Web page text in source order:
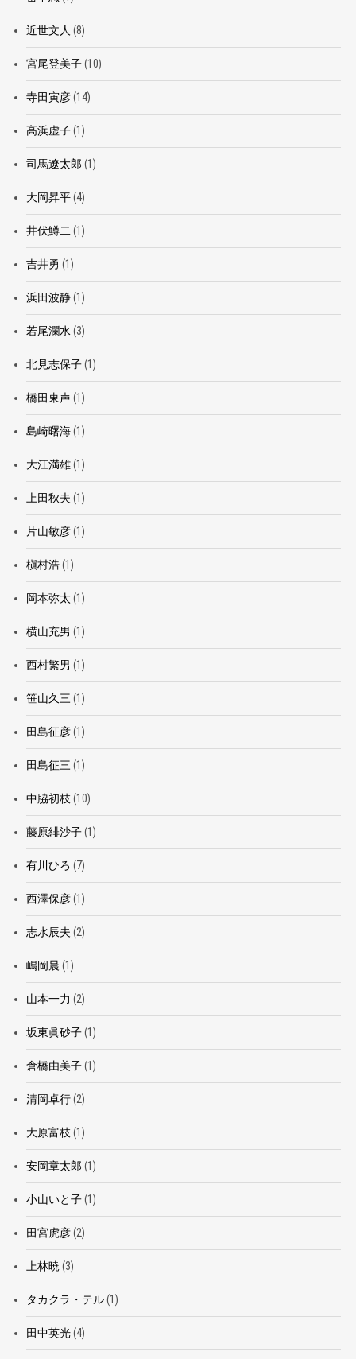
近世文人 (8)
宮尾登美子(10)
寺田寅彦(14)
高浜虚子(1)
司馬遼太郎 (1)
大岡昇平(4)
井伏鱒二 (1)
吉井勇 (1)
浜田波静(1)
若尾瀾水 (3)
北見志保子(1)
橋田東声(1)
島崎曙海(1)
大江満雄(1)
上田秋夫 (1)
片山敏彦(1)
槇村浩(1)
岡本弥太 (1)
横山充男 (1)
西村繁男 (1)
笹山久三 (1)
田島征彦(1)
田島征三 (1)
中脇初枝 (10)
藤原緋沙子(1)
有川ひろ (7)
西澤保彦(1)
志水辰夫 (2)
嶋岡晨 (1)
山本一力 (2)
坂東眞砂子(1)
倉橋由美子(1)
清岡卓行(2)
大原富枝 (1)
安岡章太郎 (1)
小山いと子(1)
田宮虎彦(2)
上林暁 (3)
タカクラ・テル(1)
田中英光(4)